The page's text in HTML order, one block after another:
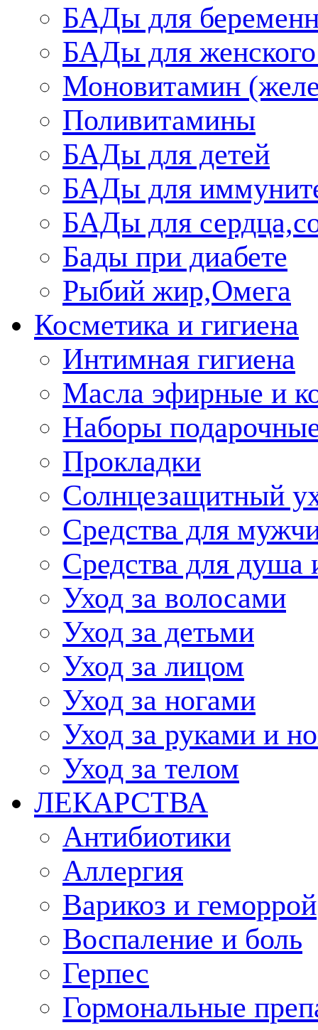
БАДы для
БАДы для женского
Моновитамин
Поливитамины
БАДы для детей
БАДы для
БАДы для
Бады при диабете
Рыбий жир,Омега
Косметика и гигиена
Интимная гигиена
Масла эфирные и
Наборы
Прокладки
Солнцезащитный
Средства для
Средства для душа
Уход за волосами
Уход за детьми
Уход за лицом
Уход за ногами
Уход за руками и
Уход за телом
ЛЕКАРСТВА
Антибиотики
Аллергия
Варикоз и геморрой
Воспаление и боль
Герпес
Гормональные